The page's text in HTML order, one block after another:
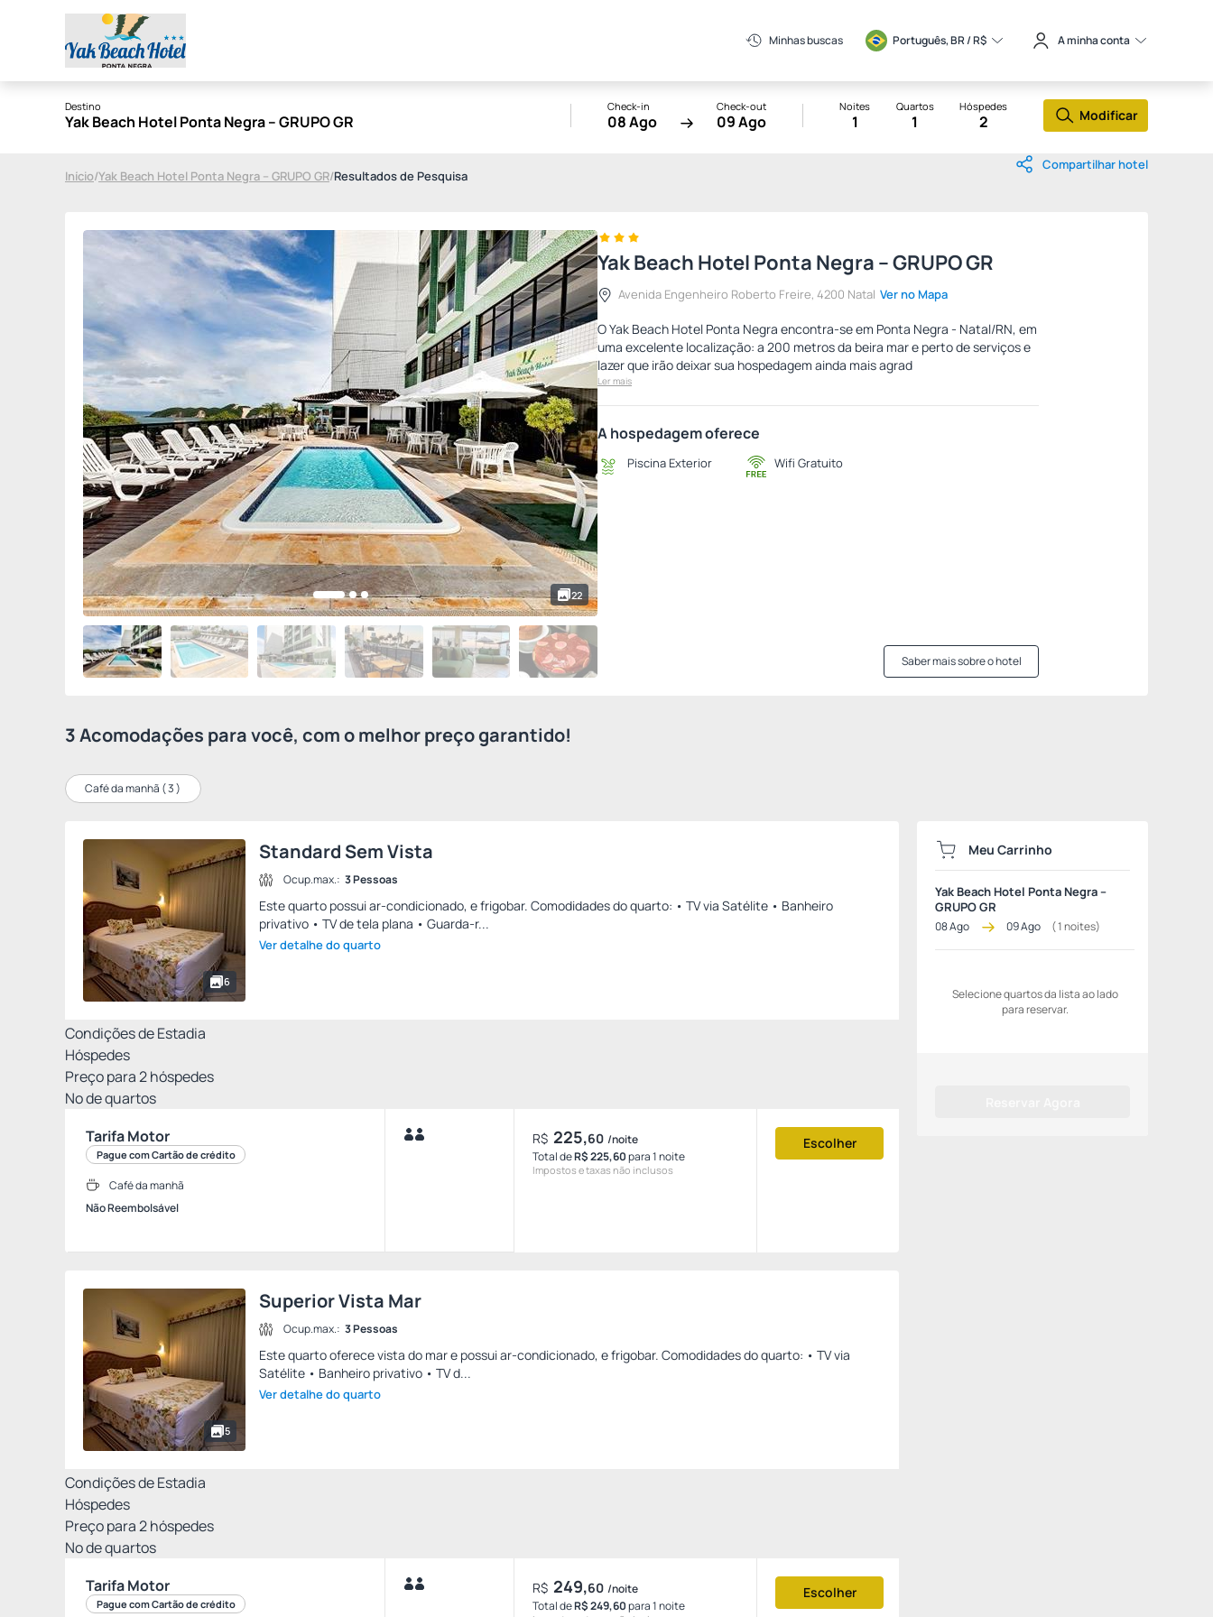
Minhas buscas Português, BR / R$ A minha conta
Destino
Yak Beach Hotel Ponta Negra – GRUPO GR
Check-in
08 Ago
Check-out
09 Ago
Noites
1
Quartos
1
Hóspedes
2 Modificar
Início/Yak Beach Hotel Ponta Negra – GRUPO GR/Resultados de Pesquisa
Compartilhar hotel
22
Yak Beach Hotel Ponta Negra – GRUPO GR
Avenida Engenheiro Roberto Freire, 4200 Natal Ver no Mapa
O Yak Beach Hotel Ponta Negra encontra-se em Ponta Negra - Natal/RN, em
uma excelente localização: a 200 metros da beira mar e perto de serviços e
lazer que irão deixar sua hospedagem ainda mais agrad
Ler mais
A hospedagem oferece
Piscina Exterior Wifi Gratuito
Saber mais sobre o hotel
3 Acomodações para você, com o melhor preço garantido!
Café da manhã (3)
6
Standard Sem Vista
Ocup.max.: 3 Pessoas
Este quarto possui ar-condicionado, e frigobar. Comodidades do quarto: • TV via Satélite • Banheiro
privativo • TV de tela plana • Guarda-r...
Ver detalhe do quarto
Condições de Estadia
Hóspedes
Preço para2hóspedes
Nº de quartos
Tarifa Motor
Pague com Cartão de crédito
Café da manhã
Não Reembolsável
R$ 225,60 /noite
Total deR$ 225,60para 1 noite
Impostos e taxas não inclusos
Escolher
5
Superior Vista Mar
Ocup.max.: 3 Pessoas
Este quarto oferece vista do mar e possui ar-condicionado, e frigobar. Comodidades do quarto: • TV via
Satélite • Banheiro privativo • TV d...
Ver detalhe do quarto
Condições de Estadia
Hóspedes
Preço para2hóspedes
Nº de quartos
Tarifa Motor
Pague com Cartão de crédito
R$ 249,60 /noite
Total deR$ 249,60para 1 noite
Escolher
Meu Carrinho
Yak Beach Hotel Ponta Negra –
GRUPO GR
08 Ago 09 Ago (1noites)
Selecione quartos da lista ao lado
para reservar.